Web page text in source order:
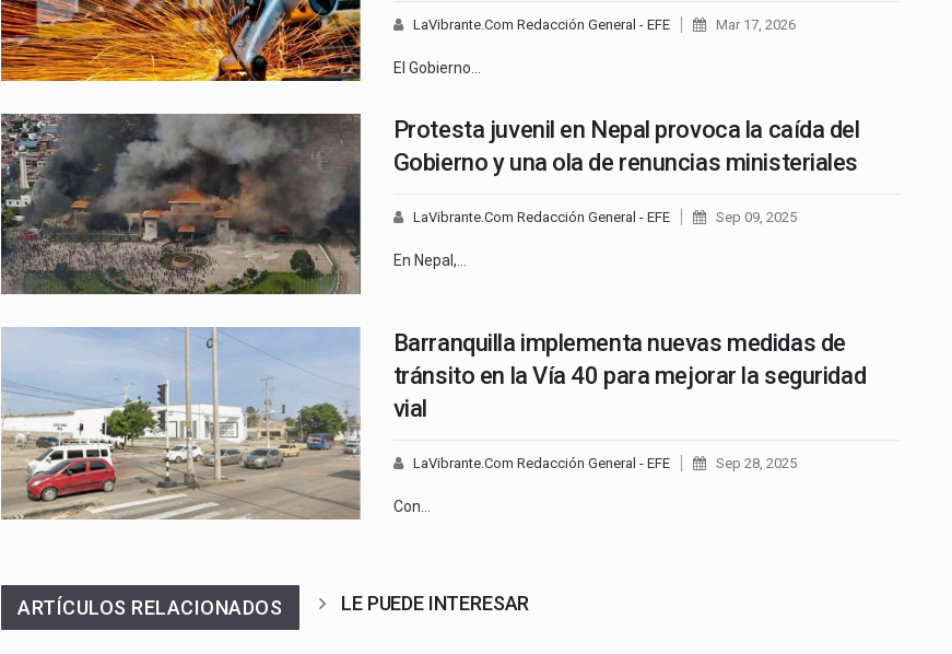
LaVibrante.Com Redacción General - EFE Mar 17, 2026
El Gobierno…
Protesta juvenil en Nepal provoca la caída del
Gobierno y una ola de renuncias ministeriales
LaVibrante.Com Redacción General - EFE Sep 09, 2025
En Nepal,…
Barranquilla implementa nuevas medidas de
tránsito en la Vía 40 para mejorar la seguridad
vial
LaVibrante.Com Redacción General - EFE Sep 28, 2025
Con…
ARTÍCULOS RELACIONADOS LE PUEDE INTERESAR